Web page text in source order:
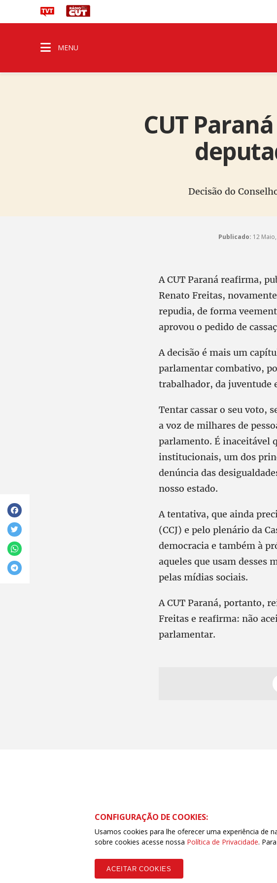
MENU
CUT
Decisão do
Publicado: 12
A CUT Paraná reafirma,
Renato Freitas,
repudia, de forma
aprovou o pedido de
A decisão é mais um
parlamentar combativo,
trabalhador, da juventude
Tentar cassar o seu voto,
a voz de milhares de
parlamento. É inaceitável
institucionais, um dos
denúncia das
nosso estado.
A tentativa, que ainda
(CCJ) e pelo plenário da
democracia e também à
aqueles que usam desses
pelas mídias sociais.
A CUT Paraná, portanto,
Freitas e reafirma: não
parlamentar.
CONFIGURAÇÃO DE COOKIES:
Usamos cookies para lhe oferecer uma experiência de
sobre cookies acesse nossa Política de Privacidade.
ACEITAR COOKIES